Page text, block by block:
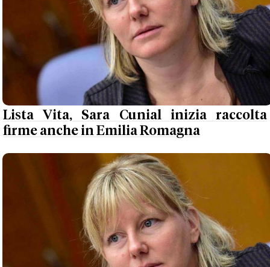
Lista Vita, Sara Cunial inizia raccolta
firme anche in Emilia Romagna